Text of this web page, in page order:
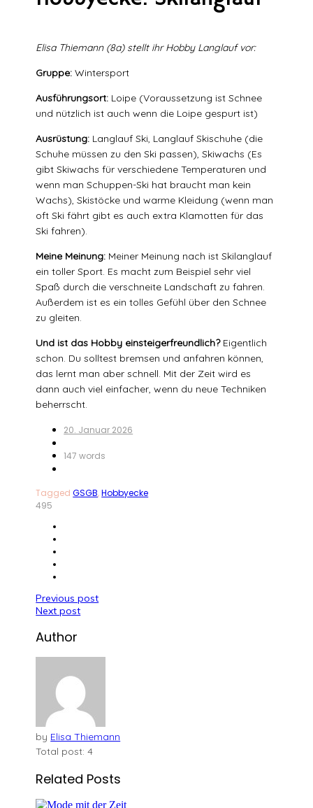
Elisa Thiemann (8a) stellt ihr Hobby Langlauf vor:
Gruppe: Wintersport
Ausführungsort: Loipe (Voraussetzung ist Schnee
und nützlich ist auch wenn die Loipe gespurt ist)
Ausrüstung: Langlauf Ski, Langlauf Skischuhe (die
Schuhe müssen zu den Ski passen), Skiwachs (Es
gibt Skiwachs für verschiedene Temperaturen und
wenn man Schuppen-Ski hat braucht man kein
Wachs), Skistöcke und warme Kleidung (wenn man
oft Ski fährt gibt es auch extra Klamotten für das
Ski fahren).
Meine Meinung: Meiner Meinung nach ist Skilanglauf
ein toller Sport. Es macht zum Beispiel sehr viel
Spaß durch die verschneite Landschaft zu fahren.
Außerdem ist es ein tolles Gefühl über den Schnee
zu gleiten.
Und ist das Hobby einsteigerfreundlich? Eigentlich
schon. Du solltest bremsen und anfahren können,
das lernt man aber schnell. Mit der Zeit wird es
dann auch viel einfacher, wenn du neue Techniken
beherrscht.
20. Januar 2026
147 words
TaggedGSGB,Hobbyecke
495
Beitragsnavigation
Previous post
Next post
Author
by Elisa Thiemann
Total post: 4
Related Posts